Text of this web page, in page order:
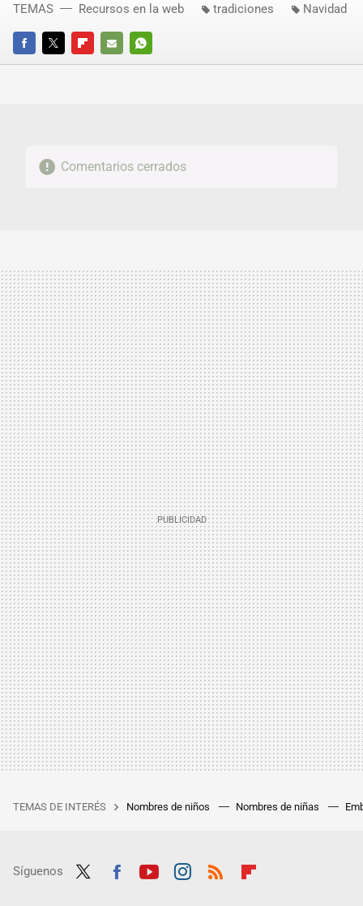
FACEBOOKTWITTERFLIPBOARD
E-
WHATSAPP
TEMAS Recursos en la web tradiciones Navidad
Comentarios cerrados
TEMAS DE INTERÉS Nombres de niños Nombres de niñas
Síguenos